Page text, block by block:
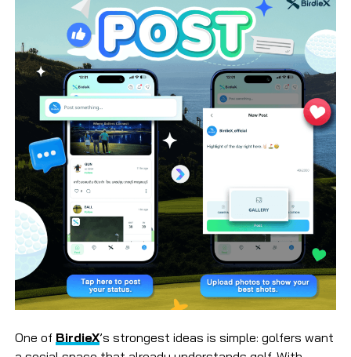
One of BirdieX’s strongest ideas is simple: golfers want